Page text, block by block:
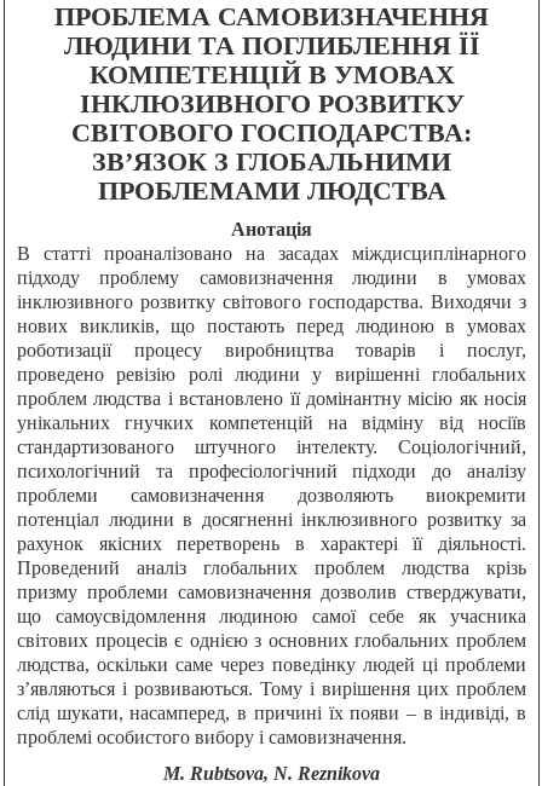
ПРОБЛЕМА САМОВИЗНАЧЕННЯ
ЛЮДИНИ ТА ПОГЛИБЛЕННЯ ЇЇ
КОМПЕТЕНЦІЙ В УМОВАХ
ІНКЛЮЗИВНОГО РОЗВИТКУ
СВІТОВОГО ГОСПОДАРСТВА:
ЗВ’ЯЗОК З ГЛОБАЛЬНИМИ
ПРОБЛЕМАМИ ЛЮДСТВА
Анотація
В статті проаналізовано на засадах міждисциплінарного
підходу проблему самовизначення людини в умовах
інклюзивного розвитку світового господарства. Виходячи з
нових викликів, що постають перед людиною в умовах
роботизації процесу виробництва товарів і послуг,
проведено ревізію ролі людини у вирішенні глобальних
проблем людства і встановлено її домінантну місію як носія
унікальних гнучких компетенцій на відміну від носіїв
стандартизованого штучного інтелекту. Соціологічний,
психологічний та професіологічний підходи до аналізу
проблеми самовизначення дозволяють виокремити
потенціал людини в досягненні інклюзивного розвитку за
рахунок якісних перетворень в характері її діяльності.
Проведений аналіз глобальних проблем людства крізь
призму проблеми самовизначення дозволив стверджувати,
що самоусвідомлення людиною самої себе як учасника
світових процесів є однією з основних глобальних проблем
людства, оскільки саме через поведінку людей ці проблеми
з’являються і розвиваються. Тому і вирішення цих проблем
слід шукати, насамперед, в причині їх появи – в індивіді, в
проблемі особистого вибору і самовизначення.
M. Rubtsova, N. Reznikova